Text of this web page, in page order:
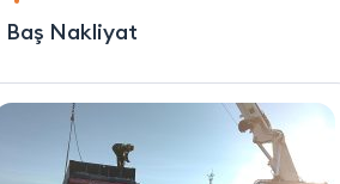
Baş Nakliyat